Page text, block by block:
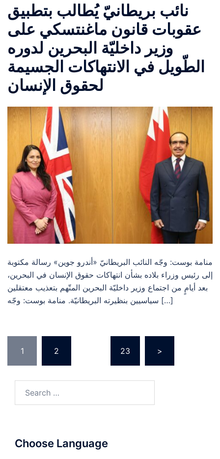
نائب بريطانيّ يُطالب بتطبيق
عقوبات قانون ماغنتسكي على
وزير داخليّة البحرين لدوره
الطّويل في الانتهاكات الجسيمة
لحقوق الإنسان
منامة بوست: وجّه النائب البريطانيّ «أندرو جوين» رسالة مكتوبة
إلى رئيس وزراء بلاده بشأن انتهاكات حقوق الإنسان في البحرين،
بعد أيامٍ من اجتماع وزير داخليّة البحرين المتّهم بتعذيب معتقلين
سياسيين بنظيرته البريطانيّة. منامة بوست: وجّه […]
pagination
1 2 23 >
for:
Choose Language